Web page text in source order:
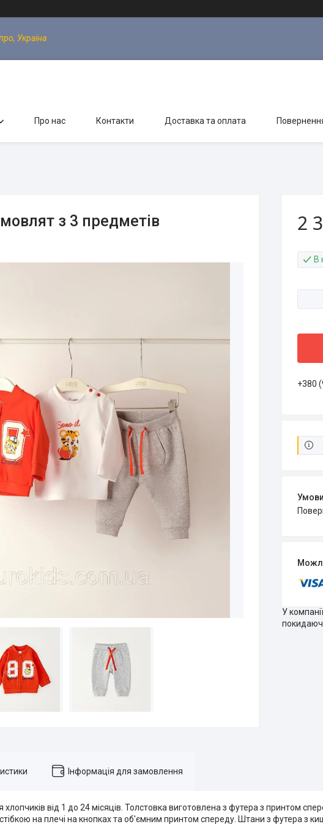
Україна
Про нас Контакти Доставка та оплата
з 3 предметів 2
В
+380
У
Інформація для замовлення
від 1 до 24 місяців. Толстовка виготовлена з футера з принтом
на плечі на кнопках та об'ємним принтом спереду. Штани з футера з